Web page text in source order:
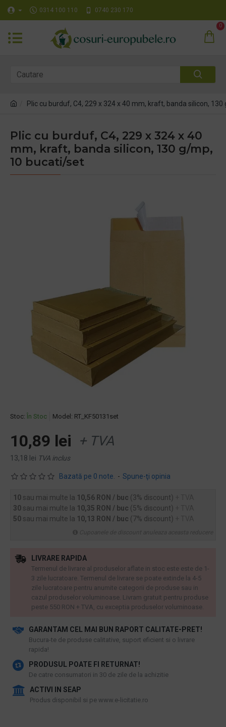
0314 100 110 0740 230 170
0
Plic cu burduf, C4, 229 x 324 x 40 mm, kraft, banda silicon,
Plic cu burduf, C4, 229 x 324 x 40
mm, kraft, banda silicon, 130 g/mp,
10 bucati/set
Stoc: În Stoc Model: RT_KF50131set
Bazată pe 0 note. - Spune-ţi opinia
10,89 lei + TVA
13,18 lei TVA inclus
10 sau mai multe la 10,56 RON / buc (3% discount)
30 sau mai multe la 10,35 RON / buc (5% discount)
50 sau mai multe la 10,13 RON / buc (7% discount)
GARANTAM CEL MAI BUN RAPORT CALITATE-PRET!
​Bucura-te de produse calitative, suport eficient si o livrare
rapida!
PRODUSUL POATE FI RETURNAT!
De catre consumatori in 30 de zile de la achizitie
ACTIVI IN SEAP
Produs disponibil si pe www.e-licitatie.ro
LIVRARE RAPIDA
Termenul de livrare al produselor aflate in stoc este este de 1-
3 zile lucratoare. Termenul de livrare se poate extinde la 4-5
zile lucratoare pentru anumite categorii de produse sau in
cazul produselor voluminoase. Livram gratuit pentru produse
peste 550 RON + TVA, cu exceptia produselor voluminoase.